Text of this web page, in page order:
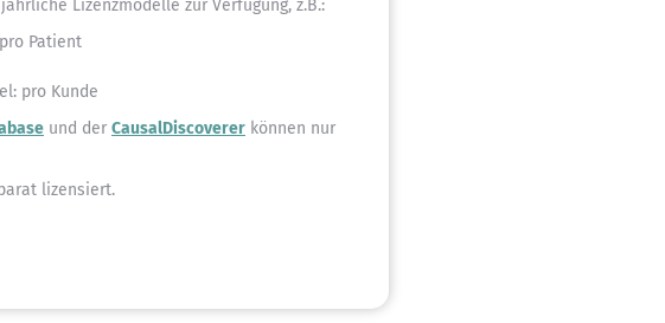
Lizenzmodelle zur Verfügung, z.B.:
Patient
pro Kunde
und der CausalDiscoverer können nur
lizensiert.